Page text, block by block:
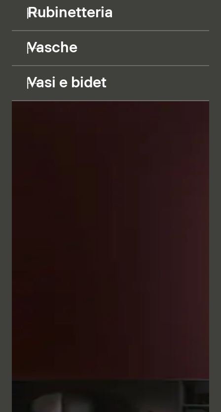
Rubinetteria
Vasche
Vasi e bidet